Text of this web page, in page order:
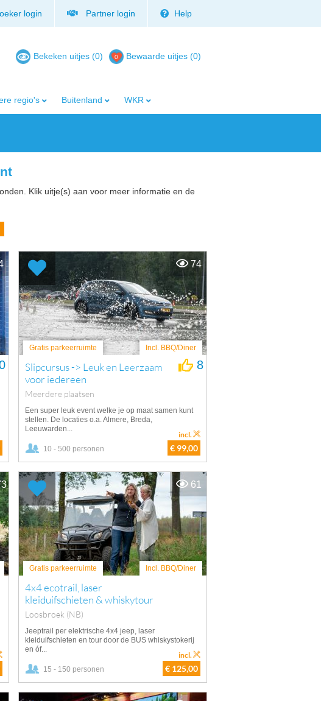
login Partner login Help
Bekeken uitjes (0) Bewaarde uitjes (0)
regio's Buitenland WKR
Klik uitje(s) aan voor meer informatie en de
Gratis parkeerruimte Incl. BBQ/Diner
Slipcursus -> Leuk en Leerzaam
voor iedereen
Meerdere plaatsen
8
Een super leuk event welke je op maat samen kunt
stellen. De locaties o.a. Almere, Breda,
Leeuwarden...
10 - 500 personen € 99,00
incl.
74
Gratis parkeerruimte Incl. BBQ/Diner
4x4 ecotrail, laser
kleiduifschieten & whiskytour
Loosbroek (NB)
Jeeptrail per elektrische 4x4 jeep, laser
kleiduifschieten en tour door de BUS whiskystokerij
en óf...
15 - 150 personen € 125,00
incl.
61